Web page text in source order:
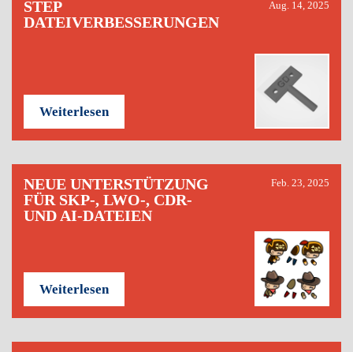
STEP
DATEIVERBESSERUNGEN
Aug. 14, 2025
Weiterlesen
NEUE UNTERSTÜTZUNG
FÜR SKP-, LWO-, CDR-
UND AI-DATEIEN
Feb. 23, 2025
Weiterlesen